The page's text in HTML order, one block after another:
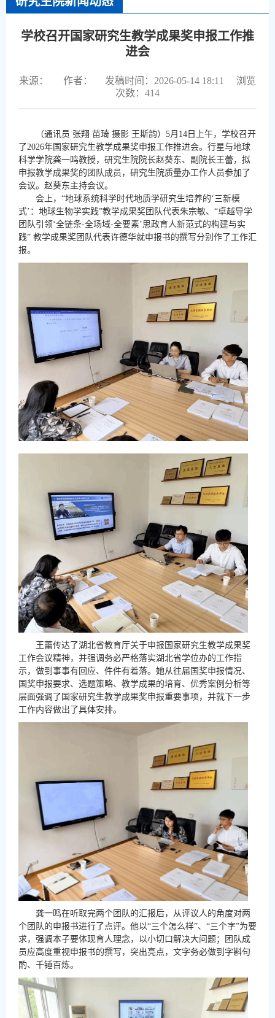
学校召开国家研究生教学成果奖申报工作推
进会
来源： 作者： 发稿时间：2026-05-14 18:11
浏览
次数： 414
（通讯员 张翔 苗琦 摄影 王斯韵）5月14日上午，学校召开
了2026年国家研究生教学成果奖申报工作推进会。行星与地球
科学学院龚一鸣教授，研究生院院长赵葵东、副院长王蕾，拟
申报教学成果奖的团队成员，研究生院质量办工作人员参加了
会议。赵葵东主持会议。
会上，“地球系统科学时代地质学研究生培养的‘三新模
式’：地球生物学实践”教学成果奖团队代表朱宗敏、“卓越导学
团队引领‘全链条-全场域-全要素’思政育人新范式的构建与实
践” 教学成果奖团队代表许德华就申报书的撰写分别作了工作汇
报。
王蕾传达了湖北省教育厅关于申报国家研究生教学成果奖
工作会议精神，并强调务必严格落实湖北省学位办的工作指
示，做到事事有回应、件件有着落。她从往届国奖申报情况、
国奖申报要求、选题策略、教学成果的培育、优秀案例分析等
层面强调了国家研究生教学成果奖申报重要事项，并就下一步
工作内容做出了具体安排。
龚一鸣在听取完两个团队的汇报后，从评议人的角度对两
个团队的申报书进行了点评。他以“三个怎么样”、“三个字”为要
求，强调本子要体现育人理念，以小切口解决大问题；团队成
员应高度重视申报书的撰写，突出亮点，文字务必做到字斟句
酌、千锤百炼。